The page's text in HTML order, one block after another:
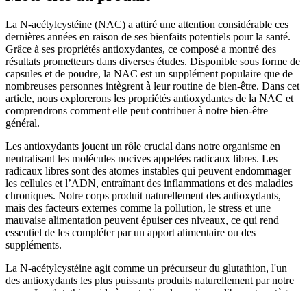
La N-acétylcystéine (NAC) a attiré une attention considérable ces
dernières années en raison de ses bienfaits potentiels pour la santé.
Grâce à ses propriétés antioxydantes, ce composé a montré des
résultats prometteurs dans diverses études. Disponible sous forme de
capsules et de poudre, la NAC est un supplément populaire que de
nombreuses personnes intègrent à leur routine de bien-être. Dans cet
article, nous explorerons les propriétés antioxydantes de la NAC et
comprendrons comment elle peut contribuer à notre bien-être
général.
Les antioxydants jouent un rôle crucial dans notre organisme en
neutralisant les molécules nocives appelées radicaux libres. Les
radicaux libres sont des atomes instables qui peuvent endommager
les cellules et l’ADN, entraînant des inflammations et des maladies
chroniques. Notre corps produit naturellement des antioxydants,
mais des facteurs externes comme la pollution, le stress et une
mauvaise alimentation peuvent épuiser ces niveaux, ce qui rend
essentiel de les compléter par un apport alimentaire ou des
suppléments.
La N-acétylcystéine agit comme un précurseur du glutathion, l'un
des antioxydants les plus puissants produits naturellement par notre